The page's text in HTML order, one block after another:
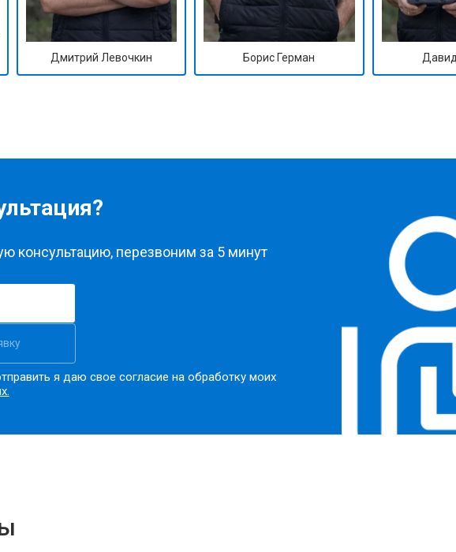
Дмитрий Левочкин Борис Герман
консультацию, перезвоним за 5 минут
я даю свое согласие на обработку моих